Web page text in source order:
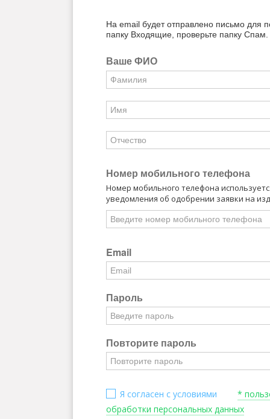
На email будет отправлено письмо для
папку Входящие, проверьте папку Спам.
Ваше ФИО
Номер мобильного телефона
Номер мобильного телефона
уведомления об одобрении заявки на
Email
Пароль
Повторите пароль
Я согласен с условиями
*
обработки персональных данных